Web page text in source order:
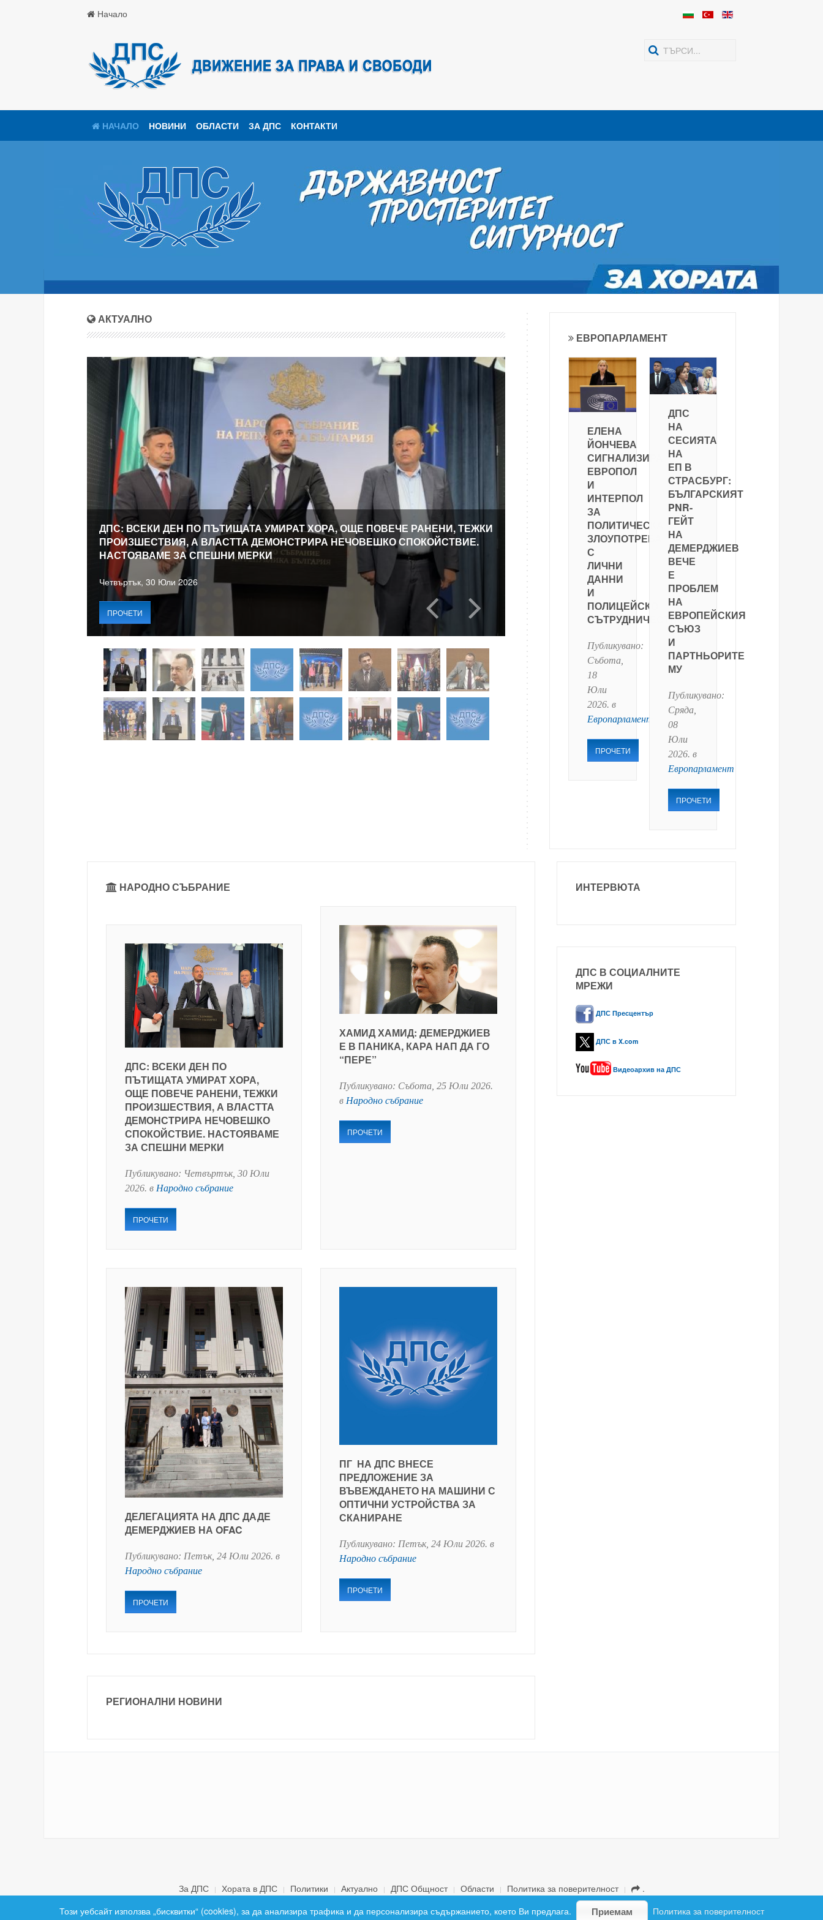
Начало
НАЧАЛО НОВИНИ ОБЛАСТИ ЗА ДПС КОНТАКТИ
АКТУАЛНО
ДПС: ВСЕКИ ДЕН ПО ПЪТИЩАТА УМИРАТ ХОРА, ОЩЕ ПОВЕЧЕ РАНЕНИ, ТЕЖКИ
ПРОИЗШЕСТВИЯ, А ВЛАСТТА ДЕМОНСТРИРА НЕЧОВЕШКО СПОКОЙСТВИЕ.
НАСТОЯВАМЕ ЗА СПЕШНИ МЕРКИ
Четвъртък, 30 Юли 2026
ПРОЧЕТИ
ЕВРОПАРЛАМЕНТ
ЕЛЕНА
ЙОНЧЕВА
СИГНАЛИЗИРА
ЕВРОПОЛ
И
ИНТЕРПОЛ
ЗА
ПОЛИТИЧЕСКА
ЗЛОУПОТРЕБА
С
ЛИЧНИ
ДАННИ
И
ПОЛИЦЕЙСКО
СЪТРУДНИЧЕСТВО
Публикувано:
Събота,
18
Юли
2026. в
Европарламент
ПРОЧЕТИ
ДПС
НА
СЕСИЯТА
НА
ЕП В
СТРАСБУРГ:
БЪЛГАРСКИЯТ
PNR-
ГЕЙТ
НА
ДЕМЕРДЖИЕВ
ВЕЧЕ
Е
ПРОБЛЕМ
НА
ЕВРОПЕЙСКИЯ
СЪЮЗ
И
ПАРТНЬОРИТЕ
МУ
Публикувано:
Сряда,
08
Юли
2026. в
Европарламент
ПРОЧЕТИ
НАРОДНО СЪБРАНИЕ
ДПС: ВСЕКИ ДЕН ПО
ПЪТИЩАТА УМИРАТ ХОРА,
ОЩЕ ПОВЕЧЕ РАНЕНИ, ТЕЖКИ
ПРОИЗШЕСТВИЯ, А ВЛАСТТА
ДЕМОНСТРИРА НЕЧОВЕШКО
СПОКОЙСТВИЕ. НАСТОЯВАМЕ
ЗА СПЕШНИ МЕРКИ
Публикувано: Четвъртък, 30 Юли
2026. в Народно събрание
ПРОЧЕТИ
ХАМИД ХАМИД: ДЕМЕРДЖИЕВ
Е В ПАНИКА, КАРА НАП ДА ГО
“ПЕРЕ”
Публикувано: Събота, 25 Юли 2026.
в Народно събрание
ПРОЧЕТИ
ДЕЛЕГАЦИЯТА НА ДПС ДАДЕ
ДЕМЕРДЖИЕВ НА OFAC
Публикувано: Петък, 24 Юли 2026. в
Народно събрание
ПРОЧЕТИ
ПГ НА ДПС ВНЕСЕ
ПРЕДЛОЖЕНИЕ ЗА
ВЪВЕЖДАНЕТО НА МАШИНИ С
ОПТИЧНИ УСТРОЙСТВА ЗА
СКАНИРАНЕ
Публикувано: Петък, 24 Юли 2026. в
Народно събрание
ПРОЧЕТИ
РЕГИОНАЛНИ НОВИНИ
ИНТЕРВЮТА
ДПС В СОЦИАЛНИТЕ
МРЕЖИ
ДПС Пресцентър
ДПС в X.com
Видеоархив на ДПС
За ДПС Хората в ДПС Политики Актуално ДПС Общност Области Политика за поверителност
.
Този уебсайт използва „бисквитки“ (cookies), за да анализира трафика и да персонализира съдържанието, което Ви предлага. Приемам Политика за поверителност